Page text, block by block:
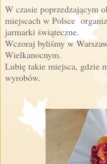
W czasie poprzedzającym
miejscach w Polsce
jarmarki świąteczne.
Wczoraj byliśmy w
Wielkanocnym.
Lubię takie miejsca, gdzie
wyrobów.